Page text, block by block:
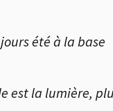
été à la base
est la lumière,